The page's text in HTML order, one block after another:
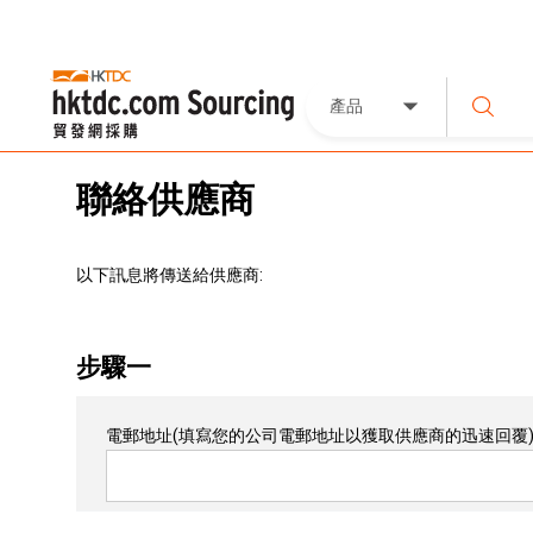
產品
聯絡供應商
以下訊息將傳送給供應商:
步驟一
電郵地址(填寫您的公司電郵地址以獲取供應商的迅速回覆)